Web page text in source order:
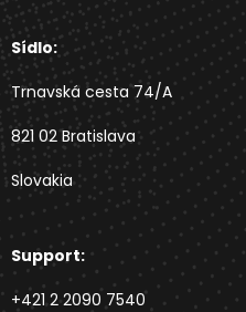
Sídlo:
Trnavská cesta 74/A
821 02 Bratislava
Slovakia
Support:
+421 2 2090 7540